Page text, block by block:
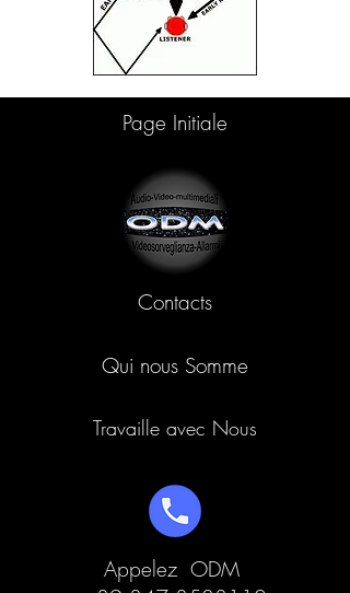
Page Initiale
Contacts
Qui nous Somme
Travaille avec Nous
Appelez ODM